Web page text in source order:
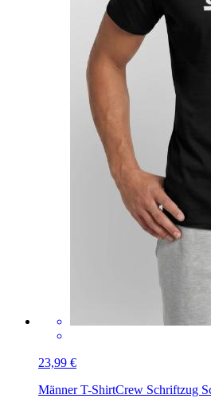
23,99 €
Männer T-ShirtCrew Schriftzug